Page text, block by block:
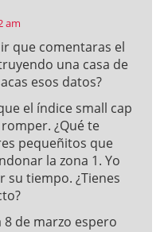
am
que comentaras el
una casa de
esos datos?
el índice small cap
¿Qué te
pequeñitos que
la zona 1. Yo
su tiempo. ¿Tienes
de marzo espero